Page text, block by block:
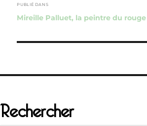
de
l’article
PUBLIÉ DANS
Mireille Palluet, la peintre du rouge
Rechercher